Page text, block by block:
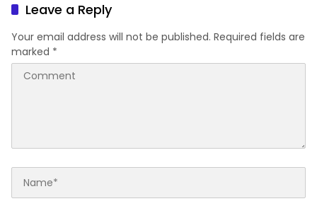
Leave a Reply
Your email address will not be published. Required fields are
marked *